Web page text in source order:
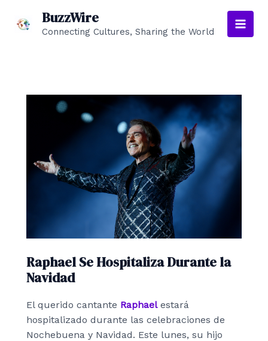
contenido
BuzzWire
Connecting Cultures, Sharing the World
Main
Raphael Se Hospitaliza Durante la
Navidad
El querido cantante Raphaelestará
hospitalizado durante las celebraciones de
Nochebuena y Navidad. Este lunes, su hijo